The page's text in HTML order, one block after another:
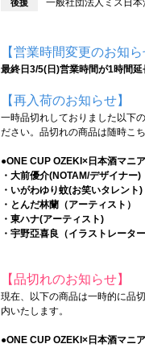
後援 一般社団法人ミス日本
【営業時間変更のお知ら
最終日3/5(日)営業時間が1時間延
【再入荷のお知らせ】
一時品切れしておりました以下
ださい。品切れの商品は随時こ
●ONE CUP OZEKI×日本酒マニ
・大前優介(NOTAM/デザイナー)
・いがわゆり蚊(お笑いタレント)
・とんだ林蘭（アーティスト）
・東ハナ(アーティスト)
・宇野亞喜良（イラストレーター
【品切れのお知らせ】
現在、以下の商品は一時的に品
内いたします。
●ONE CUP OZEKI×日本酒マニ